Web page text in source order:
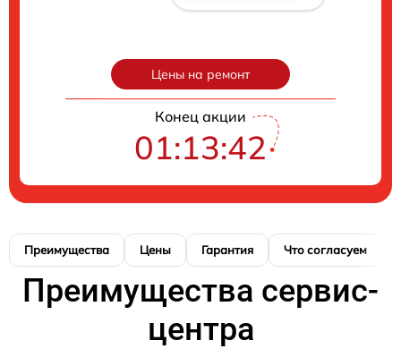
Цены на ремонт
Конец акции
01:13:41
Преимущества Цены Гарантия Что согласуем
Преимущества сервис-
центра